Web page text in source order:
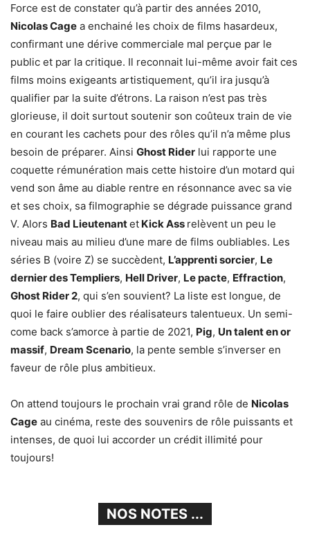
Force est de constater qu’à partir des années 2010,
Nicolas Cage a enchainé les choix de films hasardeux,
confirmant une dérive commerciale mal perçue par le
public et par la critique. Il reconnait lui-même avoir fait ces
films moins exigeants artistiquement, qu’il ira jusqu’à
qualifier par la suite d’étrons. La raison n’est pas très
glorieuse, il doit surtout soutenir son coûteux train de vie
en courant les cachets pour des rôles qu’il n’a même plus
besoin de préparer. Ainsi Ghost Rider lui rapporte une
coquette rémunération mais cette histoire d’un motard qui
vend son âme au diable rentre en résonnance avec sa vie
et ses choix, sa filmographie se dégrade puissance grand
V. Alors Bad Lieutenantet Kick Ass relèvent un peu le
niveau mais au milieu d’une mare de films oubliables. Les
séries B (voire Z) se succèdent, L’apprenti sorcier, Le
dernier des Templiers, Hell Driver, Le pacte, Effraction,
Ghost Rider 2, qui s’en souvient? La liste est longue, de
quoi le faire oublier des réalisateurs talentueux. Un semi-
come back s’amorce à partie de 2021, Pig, Un talent en or
massif, Dream Scenario, la pente semble s’inverser en
faveur de rôle plus ambitieux.
On attend toujours le prochain vrai grand rôle de Nicolas
Cage au cinéma, reste des souvenirs de rôle puissants et
intenses, de quoi lui accorder un crédit illimité pour
toujours!
NOS NOTES ...